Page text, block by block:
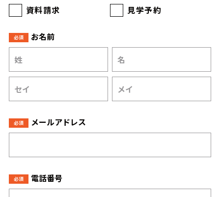
資料請求 見学予約
必須 お名前
必須 メールアドレス
必須 電話番号